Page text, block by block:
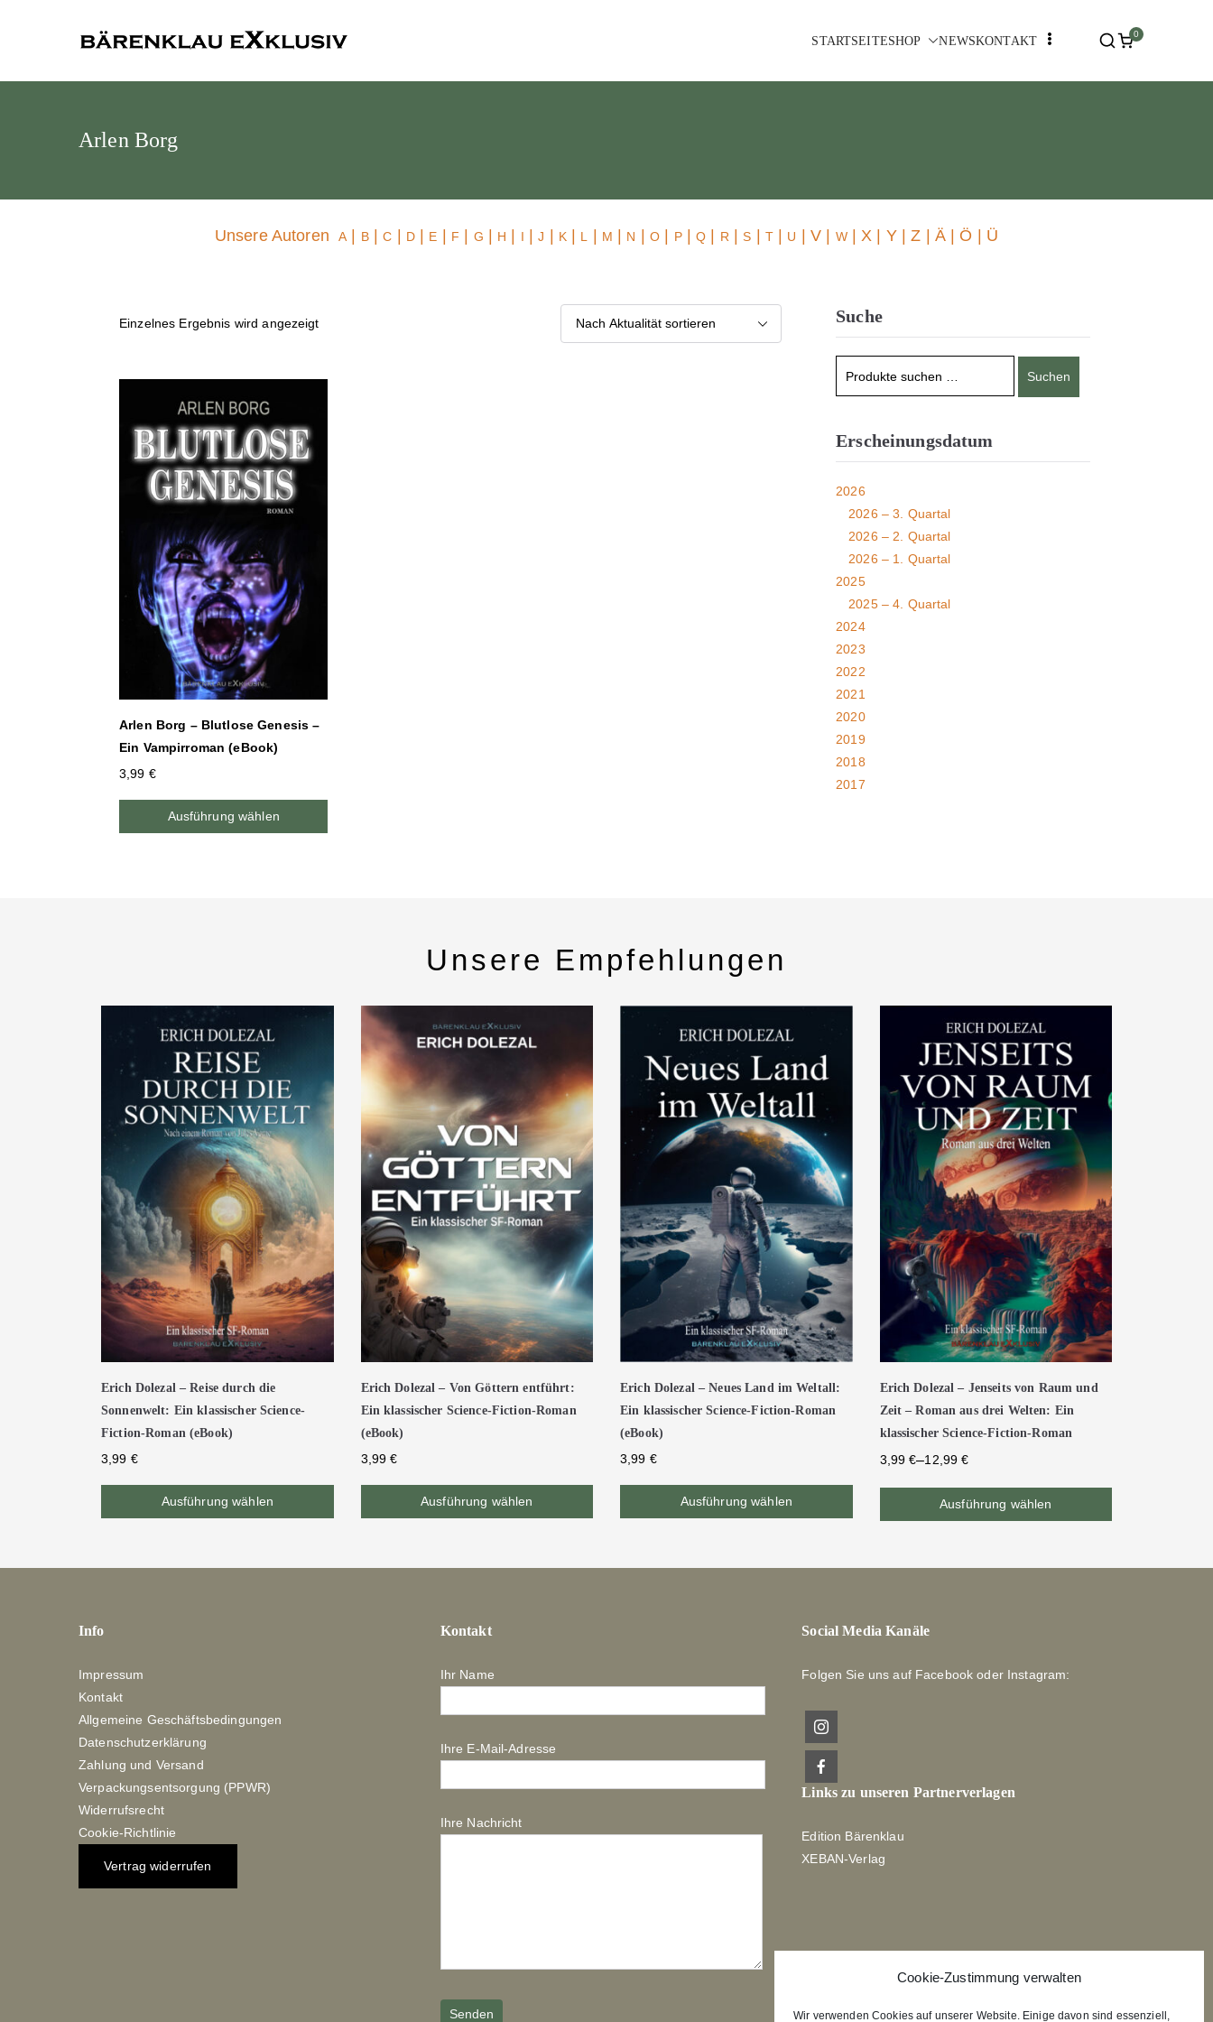
Cookie-Zustimmung verwalten
Wir verwenden Cookies auf unserer Website. Einige davon sind essenziell,
STARTSEITESHOP NEWSKONTAKT 0
Arlen Borg
Unsere AutorenA| B|C D E F G H I |J K| L M N |O P|Q R|S T U | V | W| X | Y | Z | Ä | Ö | Ü
Einzelnes Ergebnis wird angezeigt
Arlen Borg – Blutlose Genesis –
Ein Vampirroman (eBook)
3,99 €
Ausführung wählen
Suche
Suchen
Erscheinungsdatum
2026
2026 – 3. Quartal
2026 – 2. Quartal
2026 – 1. Quartal
2025
2025 – 4. Quartal
2024
2023
2022
2021
2020
2019
2018
2017
Unsere Empfehlungen
Erich Dolezal – Reise durch die
Sonnenwelt: Ein klassischer Science-
Fiction-Roman (eBook)
3,99 €
Ausführung wählen
Erich Dolezal – Von Göttern entführt:
Ein klassischer Science-Fiction-Roman
(eBook)
3,99€
Ausführung wählen
Erich Dolezal – Neues Land im Weltall:
Ein klassischer Science-Fiction-Roman
(eBook)
3,99 €
Ausführung wählen
Erich Dolezal – Jenseits von Raum und
Zeit – Roman aus drei Welten: Ein
klassischer Science-Fiction-Roman
3,99€–12,99€
Ausführung wählen
Info
Impressum
Kontakt
Allgemeine Geschäftsbedingungen
Datenschutzerklärung
Zahlung und Versand
Verpackungsentsorgung (PPWR)
Widerrufsrecht
Cookie-Richtlinie
Vertrag widerrufen
Kontakt
Ihr Name
Ihre E-Mail-Adresse
Ihre Nachricht
Social Media Kanäle
Folgen Sie uns auf Facebook oder Instagram:
Links zu unseren Partnerverlagen
Edition Bärenklau
XEBAN-Verlag